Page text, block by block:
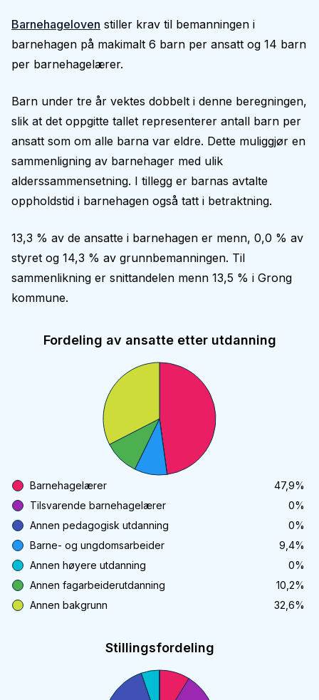
Barnehageloven stiller krav til bemanningen i
barnehagen på makimalt 6 barn per ansatt og 14 barn
per barnehagelærer.
Barn under tre år vektes dobbelt i denne beregningen,
slik at det oppgitte tallet representerer antall barn per
ansatt som om alle barna var eldre. Dette muliggjør en
sammenligning av barnehager med ulik
alderssammensetning. I tillegg er barnas avtalte
oppholdstid i barnehagen også tatt i betraktning.
13,3 % av de ansatte i barnehagen er menn, 0,0 % av
styret og 14,3 % av grunnbemanningen. Til
sammenlikning er snittandelen menn 13,5 % i Grong
kommune.
Fordeling av ansatte etter utdanning
Barnehagelærer 47,9%
Tilsvarende barnehagelærer
0%
Annen pedagogisk utdanning
0%
Barne- og ungdomsarbeider
9,4%
Annen høyere utdanning
0%
Annen fagarbeiderutdanning
10,2%
Annen bakgrunn
32,6%
Stillingsfordeling